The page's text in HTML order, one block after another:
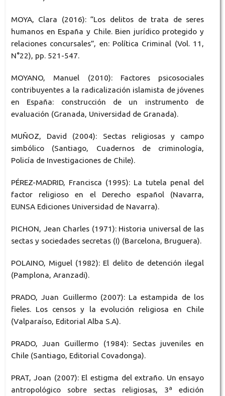
MOYA, Clara (2016): “Los delitos de trata de seres
humanos en España y Chile. Bien jurídico protegido y
relaciones concursales”, en: Política Criminal (Vol. 11,
N°22), pp. 521-547.
MOYANO, Manuel (2010): Factores psicosociales
contribuyentes a la radicalización islamista de jóvenes
en España: construcción de un instrumento de
evaluación (Granada, Universidad de Granada).
MUÑOZ, David (2004): Sectas religiosas y campo
simbólico (Santiago, Cuadernos de criminología,
Policía de Investigaciones de Chile).
PÉREZ-MADRID, Francisca (1995): La tutela penal del
factor religioso en el Derecho español (Navarra,
EUNSA Ediciones Universidad de Navarra).
PICHON, Jean Charles (1971): Historia universal de las
sectas y sociedades secretas (I) (Barcelona, Bruguera).
POLAINO, Miguel (1982): El delito de detención ilegal
(Pamplona, Aranzadi).
PRADO, Juan Guillermo (2007): La estampida de los
fieles. Los censos y la evolución religiosa en Chile
(Valparaíso, Editorial Alba S.A).
PRADO, Juan Guillermo (1984): Sectas juveniles en
Chile (Santiago, Editorial Covadonga).
PRAT, Joan (2007): El estigma del extraño. Un ensayo
antropológico sobre sectas religiosas, 3ª edición